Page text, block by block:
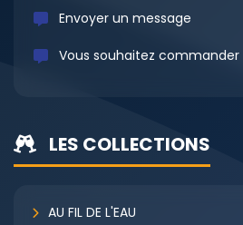
Envoyer un message
Vous souhaitez commander
LES COLLECTIONS
AU FIL DE L'EAU